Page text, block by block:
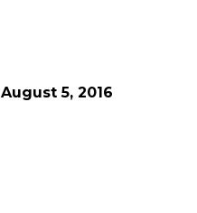
August 5, 2016